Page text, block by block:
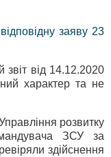
заяву 23
звіт від 14.12.2020
характер та не
розвитку
ЗСУ за
здійснення